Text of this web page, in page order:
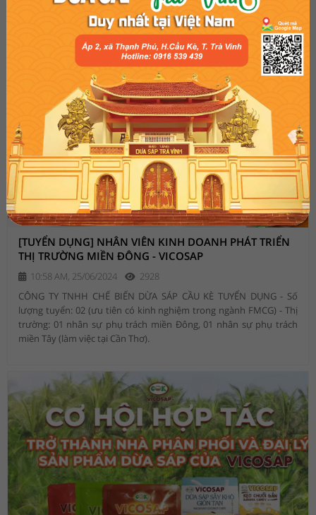
[TUYỂN DỤNG] NHÂN VIÊN KINH DOANH PHÁT TRIỂN
THỊ TRƯỜNG MIỀN ĐÔNG - VICOSAP
10:58 AM, 25/06/2024
2928
CÔNG TY TNHH CHẾ BIẾN DỪA SÁP CẦU KÈ TUYỂN DỤNG - Số
lượng tuyển: 02 (ưu tiên có kinh nghiệm trong ngành FMCG) - Thị
trường: 01 nhân sự phụ trách miền Đông, 01 nhân sự phụ trách
miền Tây (làm việc tại Cần Thơ).